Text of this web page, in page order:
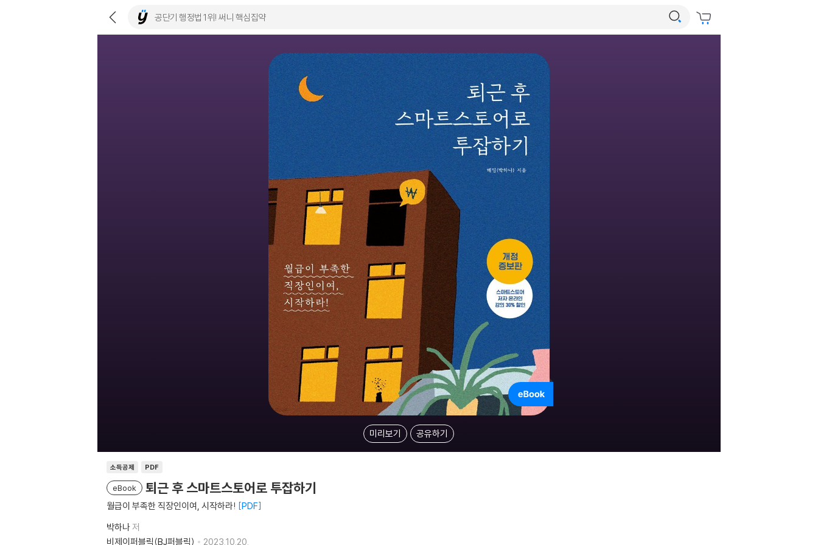
미리보기 공유하기
소득공제 PDF
eBook 퇴근 후 스마트스토어로 투잡하기
월급이 부족한 직장인이여, 시작하라! PDF
박하나저
비제이퍼블릭(BJ퍼블릭)
2023.10.20.